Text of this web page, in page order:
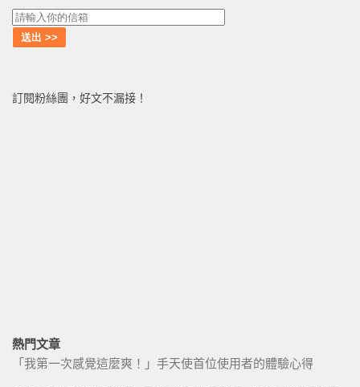
訂閱粉絲團，好文不漏接！
熱門文章
「我第一次感覺這麼爽！」手天使首位使用者的體驗心得